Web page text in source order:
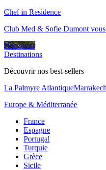
Chef in Residence
Club Med & Sofie Dumont
Découvrir
Destinations
Découvrir nos best-sellers
La Palmyre Atlantique
Europe & Méditerranée
France
Espagne
Portugal
Turquie
Grèce
Sicile